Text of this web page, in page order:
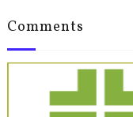
Comments